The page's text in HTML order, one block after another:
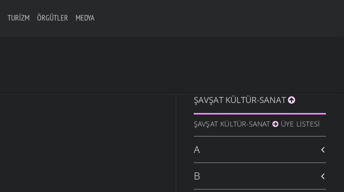
TURIZM ÖRGÜTLER MEDYA
ŞAVŞAT KÜLTÜR-SANAT
ŞAVŞAT KÜLTÜR-SANAT ÜYE LISTESI
A
B